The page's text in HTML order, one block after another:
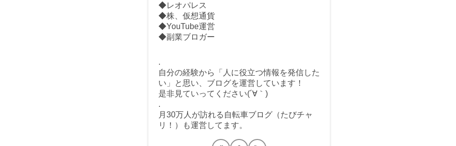
◆レオパレス
◆株、仮想通貨
◆YouTube運営
◆副業ブロガー
.
自分の経験から「人に役立つ情報を発信した
い」と思い、ブログを運営しています！
是非見ていってください(´∀｀)
.
月30万人が訪れる自転車ブログ（たびチャ
リ！）も運営してます。